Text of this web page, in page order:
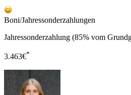
Boni/Jahressonderzahlungen
Jahressonderzahlung (85% vom
3.463€*